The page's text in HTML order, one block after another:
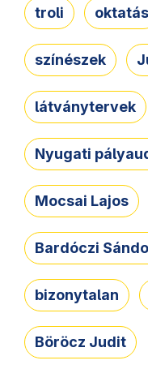
troli oktatás
színészek
látványtervek
Nyugati
Mocsai Lajos
Bardóczi
bizonytalan
Böröcz Judit